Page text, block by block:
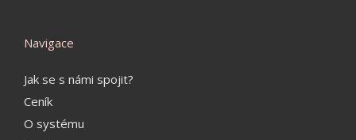
Navigace
Jak se s námi spojit?
Ceník
O systému